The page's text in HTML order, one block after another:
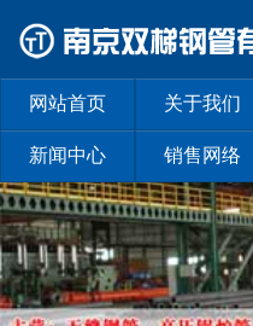
网站首页 关于我们
新闻中心 销售网络